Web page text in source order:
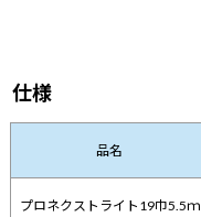
仕様
品名
プロネクストライト19巾5.5ｍ